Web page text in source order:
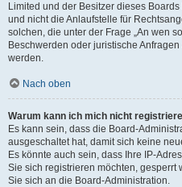
Limited und der Besitzer dieses
und nicht die Anlaufstelle für
solchen, die unter der Frage „An wen
Beschwerden oder juristische
werden.
Nach oben
Warum kann ich mich nicht
Es kann sein, dass die Board-
ausgeschaltet hat, damit sich keine
Es könnte auch sein, dass Ihre IP-
Sie sich registrieren möchten, gesperrt
Sie sich an die Board-Administration.